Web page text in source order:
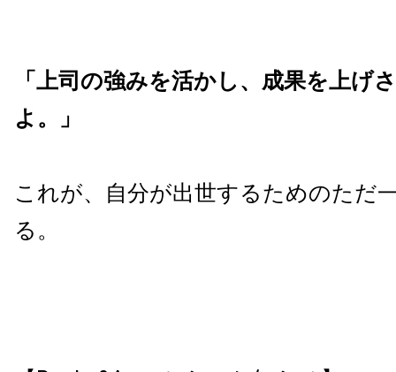
「上司の強みを活かし、成果を上げ
よ。」
これが、自分が出世するためのただ
る。